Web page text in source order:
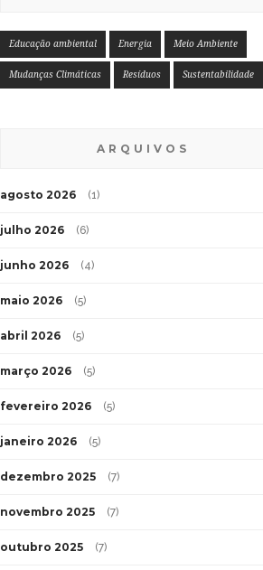
Educação ambiental Energia Meio Ambiente
Mudanças Climáticas Resíduos Sustentabilidade
ARQUIVOS
agosto 2026 (1)
julho 2026 (6)
junho 2026 (4)
maio 2026 (5)
abril 2026 (5)
março 2026 (5)
fevereiro 2026 (5)
janeiro 2026 (5)
dezembro 2025 (7)
novembro 2025 (7)
outubro 2025 (7)